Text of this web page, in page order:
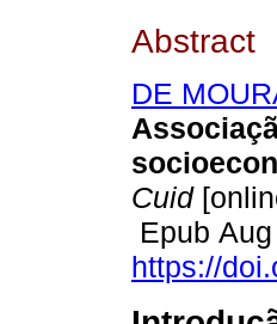
Abstract
DE
Cuid
Epub
https://